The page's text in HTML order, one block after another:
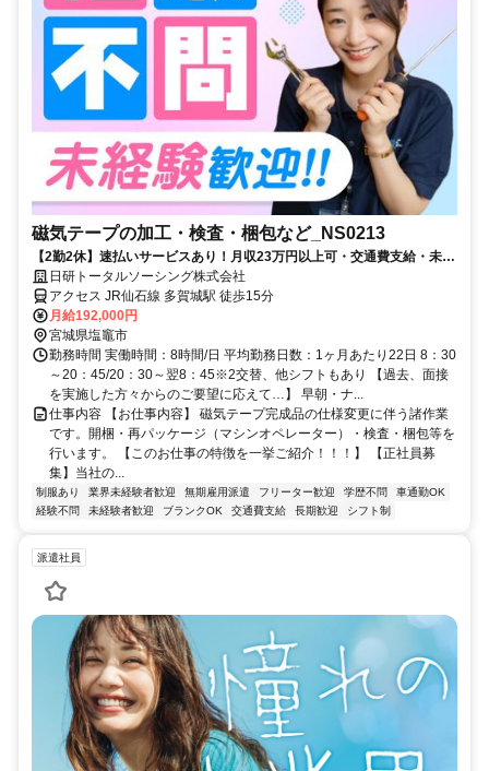
磁気テープの加工・検査・梱包など_NS0213
【2勤2休】速払いサービスあり！月収23万円以上可・交通費支給・未経
験OK・ブランクOK
日研トータルソーシング株式会社
アクセス JR仙石線 多賀城駅 徒歩15分
月給192,000円
宮城県塩竈市
勤務時間 実働時間：8時間/日 平均勤務日数：1ヶ月あたり22日 8：30
～20：45/20：30～翌8：45※2交替、他シフトもあり 【過去、面接
を実施した方々からのご要望に応えて…】 早朝・ナ...
仕事内容 【お仕事内容】 磁気テープ完成品の仕様変更に伴う諸作業
です。開梱・再パッケージ（マシンオペレーター）・検査・梱包等を
行います。 【このお仕事の特徴を一挙ご紹介！！！】 【正社員募
集】当社の...
制服あり 業界未経験者歓迎 無期雇用派遣 フリーター歓迎 学歴不問
車通勤OK
経験不問
未経験者歓迎 ブランクOK 交通費支給 長期歓迎 シフト制
派遣社員